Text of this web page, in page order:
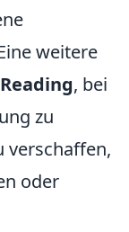
weitere
, bei
zu
verschaffen,
oder